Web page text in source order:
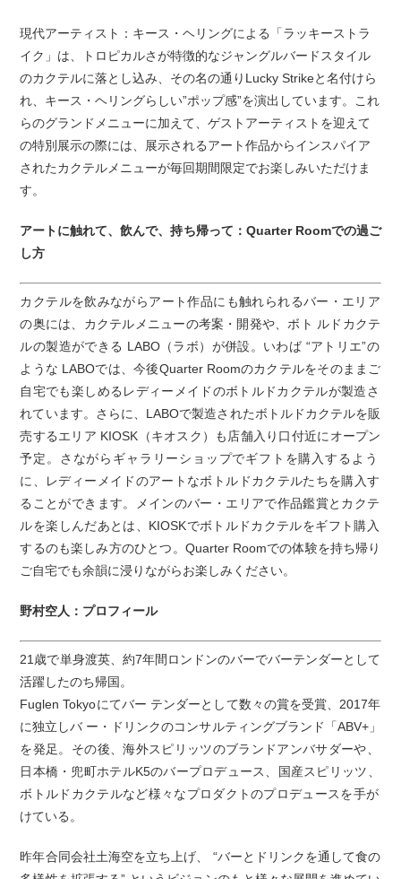
現代アーティスト：キース・ヘリングによる「ラッキーストラ
イク」は、トロピカルさが特徴的なジャングルバードスタイル
のカクテルに落とし込み、その名の通りLucky Strikeと名付けら
れ、キース・ヘリングらしい”ポップ感”を演出しています。これ
らのグランドメニューに加えて、ゲストアーティストを迎えて
の特別展示の際には、展示されるアート作品からインスパイア
されたカクテルメニューが毎回期間限定でお楽しみいただけま
す。
アートに触れて、飲んで、持ち帰って：Quarter Roomでの過ご
し方
カクテルを飲みながらアート作品にも触れられるバー・エリア
の奥には、カクテルメニューの考案・開発や、ボト ルドカクテ
ルの製造ができる LABO（ラボ）が併設。いわば “アトリエ”の
ような LABOでは、今後Quarter Roomのカクテルをそのままご
自宅でも楽しめるレディーメイドのボトルドカクテルが製造さ
れています。さらに、LABOで製造されたボトルドカクテルを販
売するエリア KIOSK（キオスク）も店舗入り口付近にオープン
予定。さながらギャラリーショップでギフトを購入するよう
に、レディーメイドのアートなボトルドカクテルたちを購入す
ることができます。メインのバー・エリアで作品鑑賞とカクテ
ルを楽しんだあとは、KIOSKでボトルドカクテルをギフト購入
するのも楽しみ方のひとつ。Quarter Roomでの体験を持ち帰り
ご自宅でも余韻に浸りながらお楽しみください。
野村空人：プロフィール
21歳で単身渡英、約7年間ロンドンのバーでバーテンダーとして
活躍したのち帰国。
Fuglen Tokyoにてバー テンダーとして数々の賞を受賞、2017年
に独立しバ ー・ドリンクのコンサルティングブランド「ABV+」
を発足。その後、海外スピリッツのブランドアンバサダーや、
日本橋・兜町ホテルK5のバープロデュース、国産スピリッツ、
ボトルドカクテルなど様々なプロダクトのプロデュースを手が
けている。
昨年合同会社土海空を立ち上げ、 “バーとドリンクを通して食の